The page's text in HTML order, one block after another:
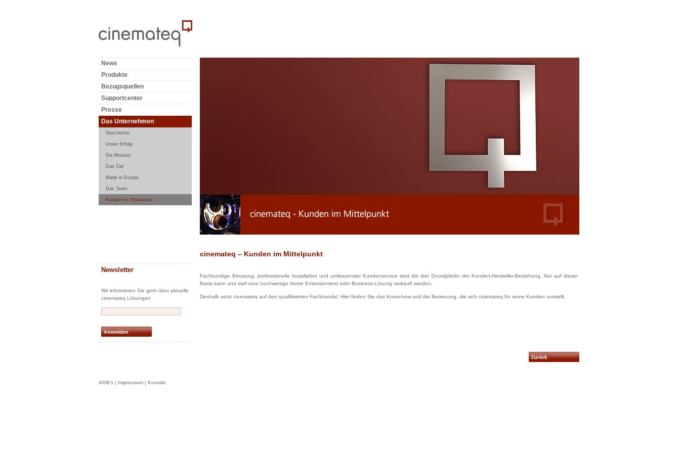
News
Produkte
Bezugsquellen
Supportcenter
Presse
Das Unternehmen
Geschichte
Unser Erfolg
Die Mission
Das Ziel
Made in Europa
Das Team
Kunden im Mittelpunkt
Newsletter
Wir informieren Sie gern über aktuelle
cinemateq Lösungen
cinemateq – Kunden im Mittelpunkt
Fachkundige Beratung, professionelle Installation und umfassender Kundenservice sind die drei Grundpfeiler der Kunden-Hersteller-Beziehung. Nur auf dieser
Basis kann und darf eine hochwertige Home Entertainment oder Business-Lösung verkauft werden.
Deshalb setzt cinemateq auf den qualifizierten Fachhandel. Hier finden Sie das Know-how und die Betreuung, die sich cinemateq für seine Kunden vorstellt.
AGB's| Impressum| Kontakt